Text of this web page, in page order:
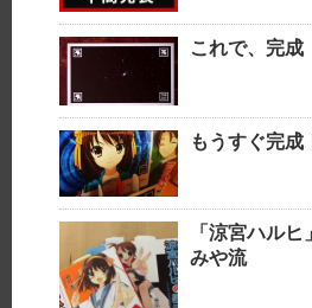
これで、完成
もうすぐ完成
「涼宮ハル
みや流